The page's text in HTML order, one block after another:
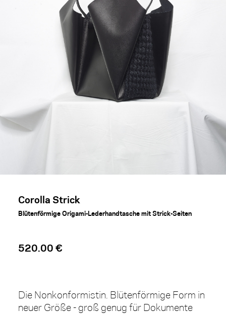
Corolla Strick
Blütenförmige Origami-Lederhandtasche mit Strick-Seiten
520.00 €
Die Nonkonformistin. Blütenförmige Form in
neuer Größe - groß genug für Dokumente